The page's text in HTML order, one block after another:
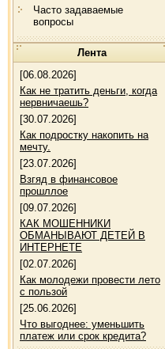
Часто задаваемые
вопросы
Лента
[06.08.2026]
Как не тратить деньги, когда
нервничаешь?
[30.07.2026]
Как подростку накопить на
мечту.
[23.07.2026]
Взгяд в финансовое
прошллое
[09.07.2026]
КАК МОШЕННИКИ
ОБМАНЫВАЮТ ДЕТЕЙ В
ИНТЕРНЕТЕ
[02.07.2026]
Как молодежи провести лето
с пользой
[25.06.2026]
Что выгоднее: уменьшить
платеж или срок кредита?